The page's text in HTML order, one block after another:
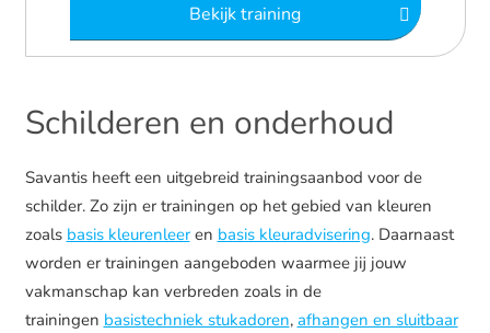
Bekijk training
Schilderen en onderhoud
Savantis heeft een uitgebreid trainingsaanbod voor de
schilder. Zo zijn er trainingen op het gebied van kleuren
zoals basis kleurenleeren basis kleuradvisering. Daarnaast
worden er trainingen aangeboden waarmee jij jouw
vakmanschap kan verbreden zoals in de
trainingen basistechniek stukadoren, afhangen en sluitbaar